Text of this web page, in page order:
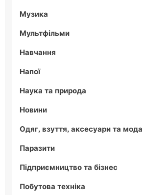
Музика
Мультфільми
Навчання
Напої
Наука та природа
Новини
Одяг, взуття, аксесуари та мода
Паразити
Підприємництво та бізнес
Побутова техніка